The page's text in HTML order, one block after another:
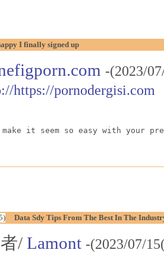
I finally signed up
-(2023/
https://pornodergisi.com
it seem so easy with your
Data Sdy Tips From The Best In The
/ Lamont -(2023/07/